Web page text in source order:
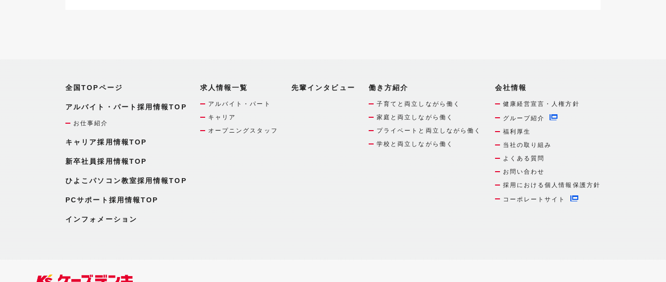
全国TOPページ
アルバイト・パート採用情報TOP
お仕事紹介
キャリア採用情報TOP
新卒社員採用情報TOP
ひよこパソコン教室採用情報TOP
PCサポート採用情報TOP
インフォメーション
求人情報一覧
アルバイト・パート
キャリア
オープニングスタッフ
先輩インタビュー 働き方紹介
子育てと両立しながら働く
家庭と両立しながら働く
プライベートと両立しながら働く
学校と両立しながら働く
会社情報
健康経営宣言・人権方針
グループ紹介
福利厚生
当社の取り組み
よくある質問
お問い合わせ
採用における個人情報保護方針
コーポレートサイト